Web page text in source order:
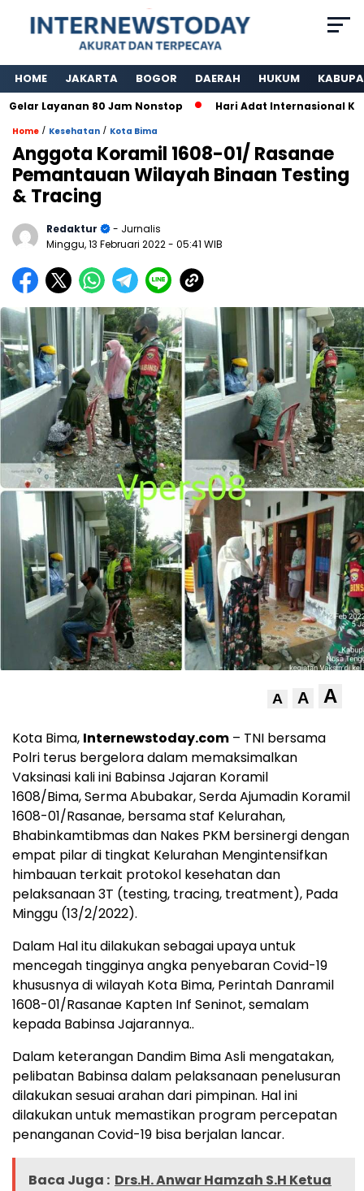
HOME JAKARTA BOGOR DAERAH HUKUM
Layanan 80 Jam Nonstop Hari Adat Internasional Ke 39
Home / Kesehatan / Kota Bima
Anggota Koramil 1608-01/ Rasanae
Pemantauan Wilayah Binaan Testing
& Tracing
Redaktur
- Jurnalis
Minggu, 13 Februari 2022- 05:41 WIB
A A A
Kota Bima, Internewstoday.com – TNI bersama
Polri terus bergelora dalam memaksimalkan
Vaksinasi kali ini Babinsa Jajaran Koramil
1608/Bima, Serma Abubakar, Serda Ajumadin Koramil
1608-01/Rasanae, bersama staf Kelurahan,
Bhabinkamtibmas dan Nakes PKM bersinergi dengan
empat pilar di tingkat Kelurahan Mengintensifkan
himbauan terkait protokol kesehatan dan
pelaksanaan 3T (testing, tracing, treatment), Pada
Minggu (13/2/2022).
Dalam Hal itu dilakukan sebagai upaya untuk
mencegah tingginya angka penyebaran Covid-19
khususnya di wilayah Kota Bima, Perintah Danramil
1608-01/Rasanae Kapten Inf Seninot, semalam
kepada Babinsa Jajarannya..
Dalam keterangan Dandim Bima Asli mengatakan,
pelibatan Babinsa dalam pelaksanaan penelusuran
dilakukan sesuai arahan dari pimpinan. Hal ini
dilakukan untuk memastikan program percepatan
penanganan Covid-19 bisa berjalan lancar.
Baca Juga : Drs.H. Anwar Hamzah S.H Ketua